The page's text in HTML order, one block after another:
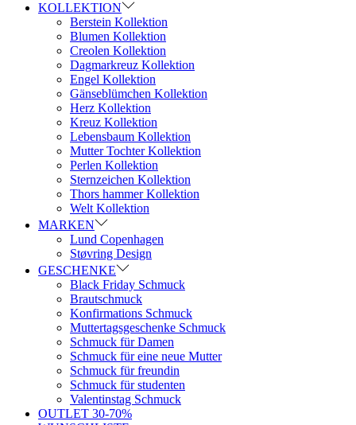
KOLLEKTION
Berstein Kollektion
Blumen Kollektion
Creolen Kollektion
Dagmarkreuz Kollektion
Engel Kollektion
Gänseblümchen Kollektion
Herz Kollektion
Kreuz Kollektion
Lebensbaum Kollektion
Mutter Tochter Kollektion
Perlen Kollektion
Sternzeichen Kollektion
Thors hammer Kollektion
Welt Kollektion
MARKEN
Lund Copenhagen
Støvring Design
GESCHENKE
Black Friday Schmuck
Brautschmuck
Konfirmations Schmuck
Muttertagsgeschenke Schmuck
Schmuck für Damen
Schmuck für eine neue Mutter
Schmuck für freundin
Schmuck für studenten
Valentinstag Schmuck
OUTLET 30-70%